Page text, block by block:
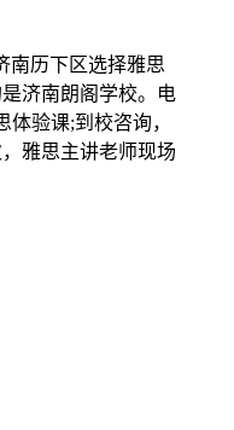
南历下区选择雅思
济南朗阁学校。电
验课;到校咨询，
雅思主讲老师现场